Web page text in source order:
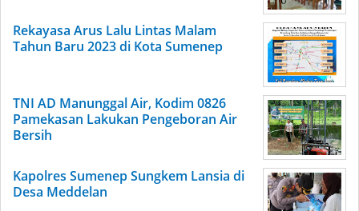
Rekayasa Arus Lalu Lintas Malam
Tahun Baru 2023 di Kota Sumenep
TNI AD Manunggal Air, Kodim 0826
Pamekasan Lakukan Pengeboran Air
Bersih
Kapolres Sumenep Sungkem Lansia di
Desa Meddelan